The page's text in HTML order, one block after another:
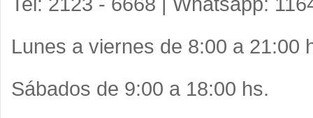
Lunes a viernes de 8:00 a 21:00
Sábados de 9:00 a 18:00 hs.